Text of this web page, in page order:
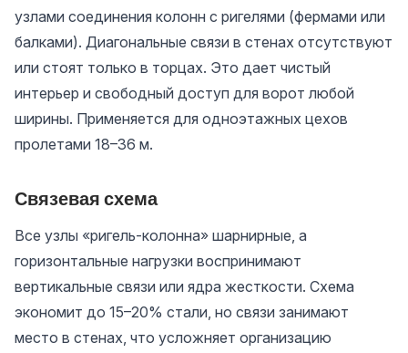
узлами соединения колонн с ригелями (фермами или
балками). Диагональные связи в стенах отсутствуют
или стоят только в торцах. Это дает чистый
интерьер и свободный доступ для ворот любой
ширины. Применяется для одноэтажных цехов
пролетами 18–36 м.
Связевая схема
Все узлы «ригель-колонна» шарнирные, а
горизонтальные нагрузки воспринимают
вертикальные связи или ядра жесткости. Схема
экономит до 15–20% стали, но связи занимают
место в стенах, что усложняет организацию